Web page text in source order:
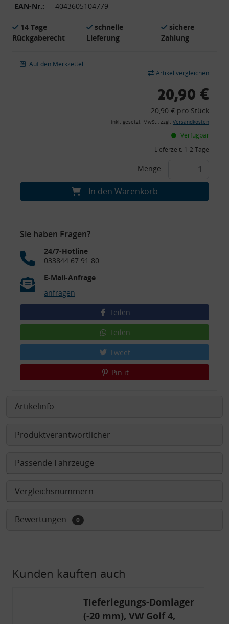
EAN-Nr.:
4043605104779
14 Tage
Rückgaberecht
schnelle
Lieferung
sichere
Zahlung
Auf den Merkzettel
Artikel vergleichen
20,90 €
20,90 € pro Stück
inkl. gesetzl. MwSt., zzgl. Versandkosten
Verfügbar
Lieferzeit: 1-2 Tage
Menge:
In den Warenkorb
Sie haben Fragen?
24/7-Hotline
033844 67 91 80
E-Mail-Anfrage
anfragen
Teilen
Teilen
Tweet
Pin it
Artikelinfo
Produktverantwortlicher
Passende Fahrzeuge
Vergleichsnummern
Bewertungen 0
Kunden kauften auch
Tieferlegungs-Domlager
(-20 mm), VW Golf 4,